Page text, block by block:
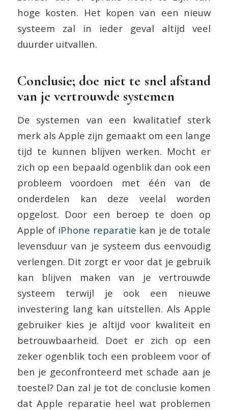
hoge kosten. Het kopen van een nieuw
systeem zal in ieder geval altijd veel
duurder uitvallen.
Conclusie; doe niet te snel afstand
van je vertrouwde systemen
De systemen van een kwalitatief sterk
merk als Apple zijn gemaakt om een lange
tijd te kunnen blijven werken. Mocht er
zich op een bepaald ogenblik dan ook een
probleem voordoen met één van de
onderdelen kan deze veelal worden
opgelost. Door een beroep te doen op
Apple of iPhone reparatie kan je de totale
levensduur van je systeem dus eenvoudig
verlengen. Dit zorgt er voor dat je gebruik
kan blijven maken van je vertrouwde
systeem terwijl je ook een nieuwe
investering lang kan uitstellen. Als Apple
gebruiker kies je altijd voor kwaliteit en
betrouwbaarheid. Doet er zich op een
zeker ogenblik toch een probleem voor of
ben je geconfronteerd met schade aan je
toestel? Dan zal je tot de conclusie komen
dat Apple reparatie heel wat problemen